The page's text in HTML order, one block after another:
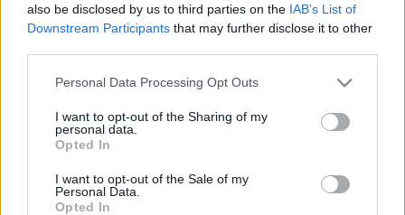
also be disclosed by us to third parties on the IAB’s List of
Downstream Participants that may further disclose it to other
Please note that this website/app uses one or more Google
not limited to your visit or usage behaviour. You may click to
grant or deny consent to Google and its third-party tags to
use your data for below specified purposes in below Google
consent section.
Personal Data Processing Opt Outs
I want to opt-out of the Sharing of my
personal data.
Opted In
I want to opt-out of the Sale of my
Personal Data.
Opted In
Mindenki ismeri a klasszikus, biológiaórákon sűrűn
elhangzó példát a békáról, amit ha beleraknak egy
fazék hideg vízbe, majd begyújtanak alá, akkor észre
sem veszi, hogy forrósodik az őt körülölelő közeg, s
ficánkol, csak pislog,…
Régi időket idézve
•2009. november 27.